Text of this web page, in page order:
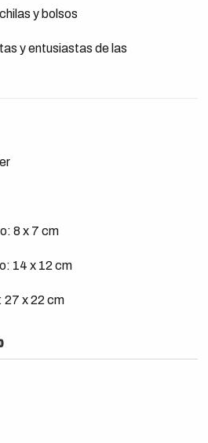
y bolsos
y entusiastas de las
8 x 7 cm
14 x 12 cm
27 x 22 cm